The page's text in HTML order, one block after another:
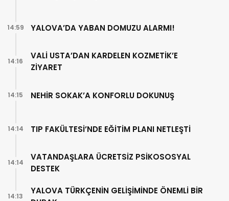
YALOVA’DA YABAN DOMUZU ALARMI!
14:59
VALİ USTA’DAN KARDELEN KOZMETİK’E
ZİYARET
14:16
NEHİR SOKAK’A KONFORLU DOKUNUŞ
14:15
TIP FAKÜLTESİ’NDE EĞİTİM PLANI NETLEŞTİ
14:14
VATANDAŞLARA ÜCRETSİZ PSİKOSOSYAL
DESTEK
14:14
YALOVA TÜRKÇENİN GELİŞİMİNDE ÖNEMLİ BİR
14:13